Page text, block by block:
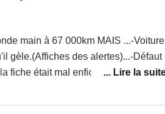
main à 67 000km MAIS ...-Voiture
gèle.(Affiches des alertes)...-Défaut
fiche était mal enfichée de
( il faut réinitialisé en restant